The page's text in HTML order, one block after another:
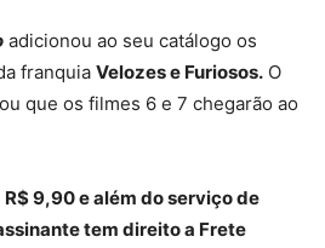
adicionou ao seu catálogo os
franquia Velozes e Furiosos. O
que os filmes 6 e 7 chegarão ao
9,90 e além do serviço de
tem direito a Frete